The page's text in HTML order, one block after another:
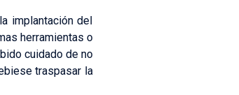
implantación del
herramientas o
cuidado de no
traspasar la